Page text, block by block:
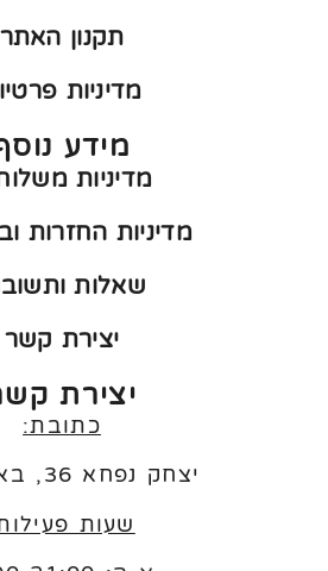
תקנון האתר
מדיניות
מידע
מדיניות
מדיניות החזרות
שאלות
יצירת קשר
יצירת
כתובת:
יצחק נפחא 36, באר שבע
שעות